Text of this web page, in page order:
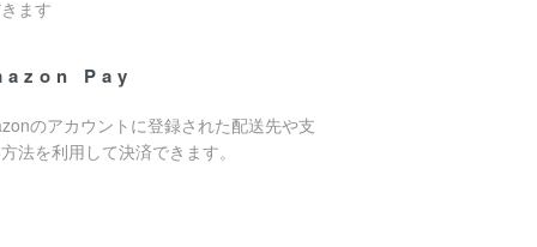
ます
Pay
のアカウントに登録された配送先や支
法を利用して決済できます。